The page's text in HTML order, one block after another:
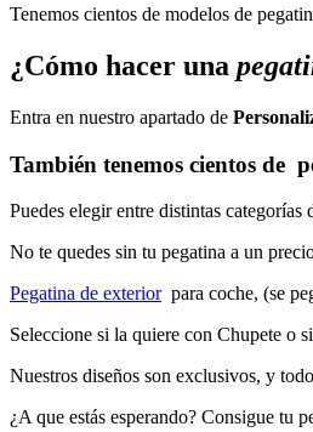
Tenemos cientos de modelos de
¿Cómo hacer una
Entra en nuestro apartado de
También tenemos cientos de
Puedes elegir entre distintas categorías
No te quedes sin tu pegatina a un
Pegatina de exteriorpara coche, (se
Seleccione si la quiere con Chupete o
Nuestros diseños son exclusivos, y
¿A que estás esperando? Consigue tu